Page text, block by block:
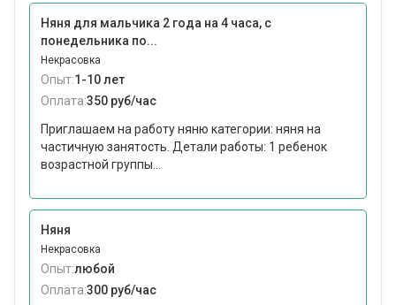
Няня для мальчика 2 года на 4 часа, с
понедельника по...
Некрасовка
Опыт:1-10 лет
Оплата:350 руб/час
Приглашаем на работу няню категории: няня на
частичную занятость. Детали работы: 1 ребенок
возрастной группы...
Няня
Некрасовка
Опыт:любой
Оплата:300 руб/час